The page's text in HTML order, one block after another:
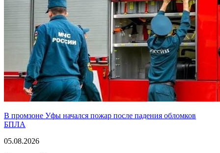
В промзоне Уфы начался пожар после падения обломков
БПЛА
05.08.2026